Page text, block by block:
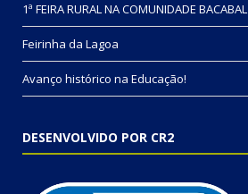
1ª FEIRA RURAL NA COMUNIDADE BACABAL
Feirinha da Lagoa
Avanço histórico na Educação!
DESENVOLVIDO POR CR2